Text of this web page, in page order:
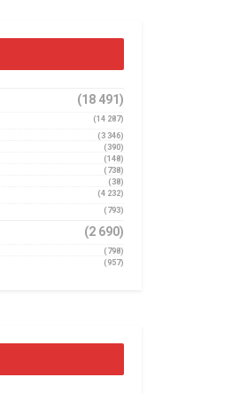
(18 491)
(14 287)
(3 346)
(390)
(148)
(738)
(38)
(4 232)
(793)
(2 690)
(798)
(957)